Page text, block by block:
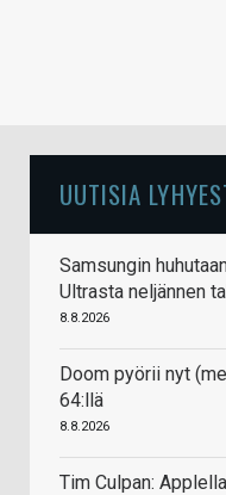
UUTISIA
Samsungin
Ultrasta neljännen
8.8.2026
Doom pyörii nyt
64:llä
8.8.2026
Tim Culpan: